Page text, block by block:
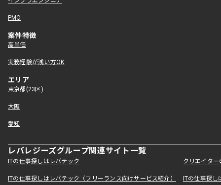
PMO
案件特徴
高単価
実務経験が浅い方OK
エリア
東京都(23区)
大阪
愛知
レバレジーズグループ関連サイト一覧
ITの仕事探しはレバテック クリエイタ
ITの仕事探しはレバテック（フリーランス向けサービス紹介） ITの仕事探